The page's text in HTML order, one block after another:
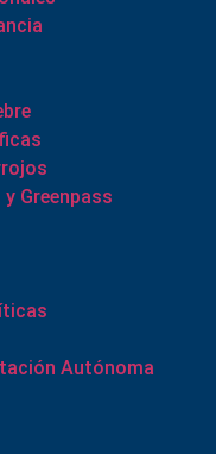
Greenpass
Autónoma